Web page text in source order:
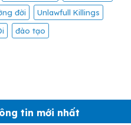
đời
Unlawfull Killings
đào tạo
tin mới nhất